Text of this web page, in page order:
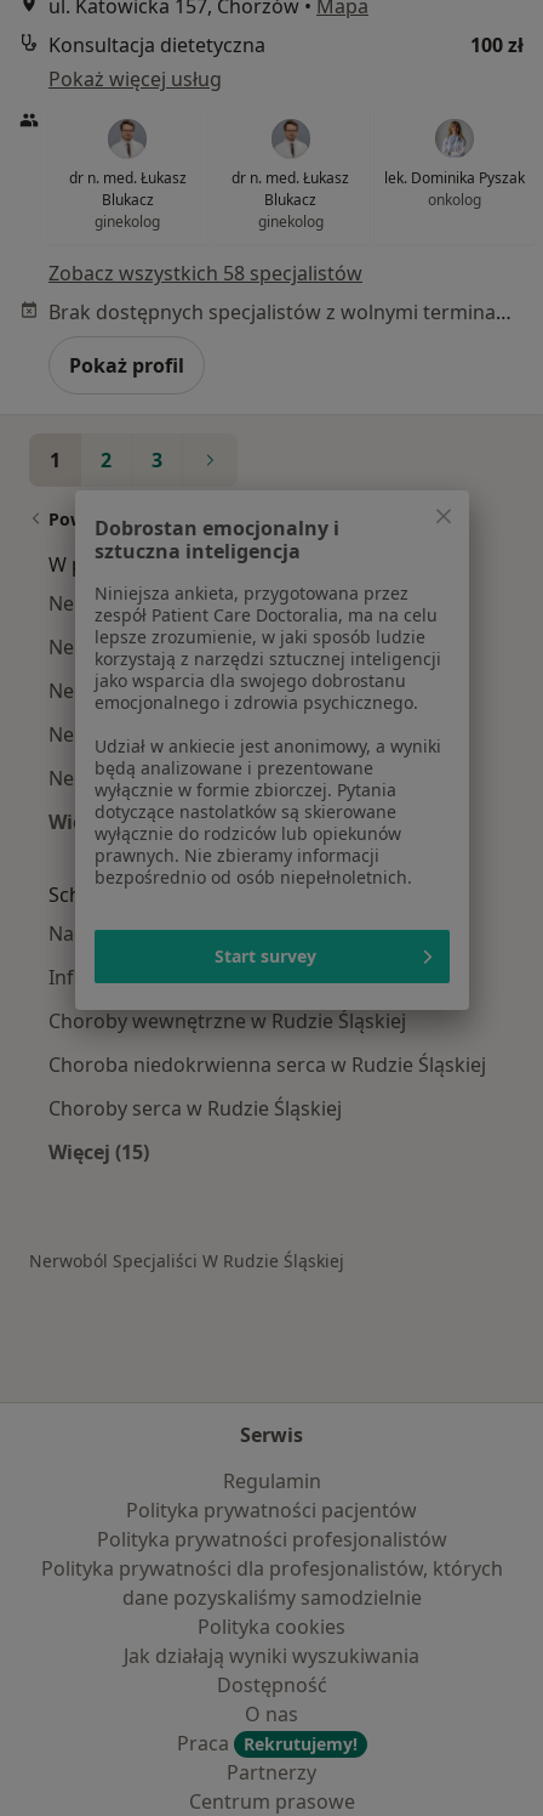
ul. Katowicka 157, Chorzów • Mapa
Konsultacja dietetyczna
100 zł
Pokaż więcej usług
dr n. med. Łukasz
Blukacz
ginekolog
dr n. med. Łukasz
Blukacz
ginekolog
lek. Dominika Pyszak
onkolog
Zobacz wszystkich 58 specjalistów
Brak dostępnych specjalistów z wolnymi terminami w tym centrum medycznym.
Pokaż profil
1 2 3
Powiązane wyszukiwania
W pobliżu Rudy Śląskiej
Nerwoból w Katowicach
Nerwoból w Gliwicach
Nerwoból w Tychach
Nerwoból w Chorzowie
Nerwoból w Zabrzu
Więcej (14)
Więcej w kategorii: W pobliżu Rudy Śląskiej
Schorzenia w Rudzie Śląskiej
Nadciśnienie tętnicze w Rudzie Śląskiej
Infekcje dróg oddechowych w Rudzie Śląskiej
Choroby wewnętrzne w Rudzie Śląskiej
Choroba niedokrwienna serca w Rudzie Śląskiej
Choroby serca w Rudzie Śląskiej
Więcej (15)
Nerwoból Specjaliści W Rudzie Śląskiej
Serwis
Regulamin
Polityka prywatności pacjentów
Polityka prywatności profesjonalistów
Polityka prywatności dla profesjonalistów, których
dane pozyskaliśmy samodzielnie
Polityka cookies
Jak działają wyniki wyszukiwania
Dostępność
O nas
Praca
Rekrutujemy!
Partnerzy
Centrum prasowe
Dobrostan emocjonalny i
sztuczna inteligencja
Niniejsza ankieta, przygotowana przez
zespół Patient Care Doctoralia, ma na celu
lepsze zrozumienie, w jaki sposób ludzie
korzystają z narzędzi sztucznej inteligencji
jako wsparcia dla swojego dobrostanu
emocjonalnego i zdrowia psychicznego.
Udział w ankiecie jest anonimowy, a wyniki
będą analizowane i prezentowane
wyłącznie w formie zbiorczej. Pytania
dotyczące nastolatków są skierowane
wyłącznie do rodziców lub opiekunów
prawnych. Nie zbieramy informacji
bezpośrednio od osób niepełnoletnich.
Start survey